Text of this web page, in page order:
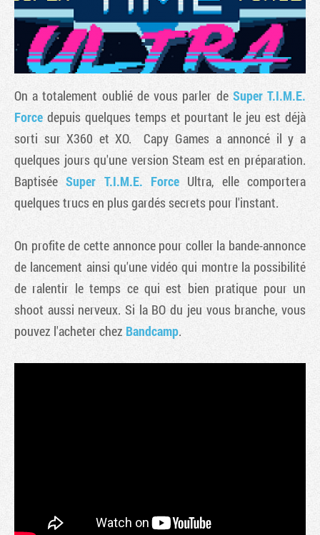
On a totalement oublié de vous parler de Super T.I.M.E.
Force depuis quelques temps et pourtant le jeu est déjà
sorti sur X360 et XO. Capy Games a annoncé il y a
quelques jours qu'une version Steam est en préparation.
BaptiséeSuper T.I.M.E. Force Ultra, elle comportera
quelques trucs en plus gardés secrets pour l'instant.
On profite de cette annonce pour coller la bande-annonce
de lancement ainsi qu'une vidéo qui montre la possibilité
de ralentir le temps ce qui est bien pratique pour un
shoot aussi nerveux. Si la BO du jeu vous branche, vous
pouvez l'acheter chez Bandcamp.